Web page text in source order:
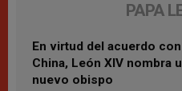
PAPA
En virtud del acuerdo con
China, León XIV nombra
nuevo obispo